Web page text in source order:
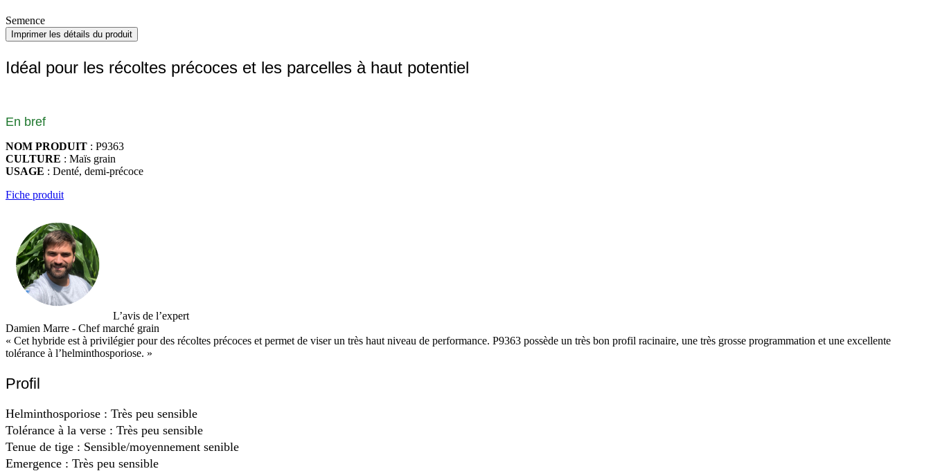
Semence
Imprimer les détails du produit
Idéal pour les récoltes précoces et les parcelles à haut potentiel
En bref
NOM PRODUIT : P9363
CULTURE : Maïs grain
USAGE : Denté, demi-précoce
Fiche produit
L’avis de l’expert
Damien Marre - Chef marché grain
« Cet hybride est à privilégier pour des récoltes précoces et permet de viser un très haut niveau de performance. P9363 possède un très bon profil racinaire, une très grosse programmation et une excellente
tolérance à l’helminthosporiose. »
Profil
Helminthosporiose : Très peu sensible
Tolérance à la verse : Très peu sensible
Tenue de tige : Sensible/moyennement senible
Emergence : Très peu sensible